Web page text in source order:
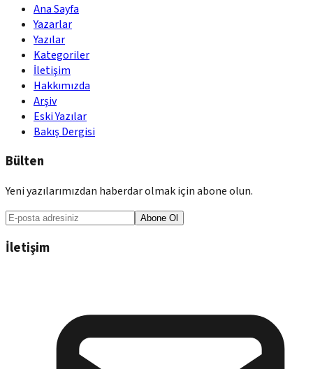
Ana Sayfa
Yazarlar
Yazılar
Kategoriler
İletişim
Hakkımızda
Arşiv
Eski Yazılar
Bakış Dergisi
Bülten
Yeni yazılarımızdan haberdar olmak için abone olun.
Abone Ol
İletişim